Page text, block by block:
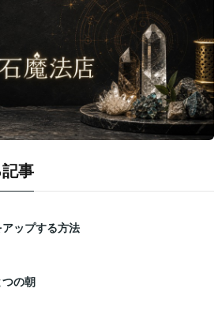
事
ップする方法
つの朝